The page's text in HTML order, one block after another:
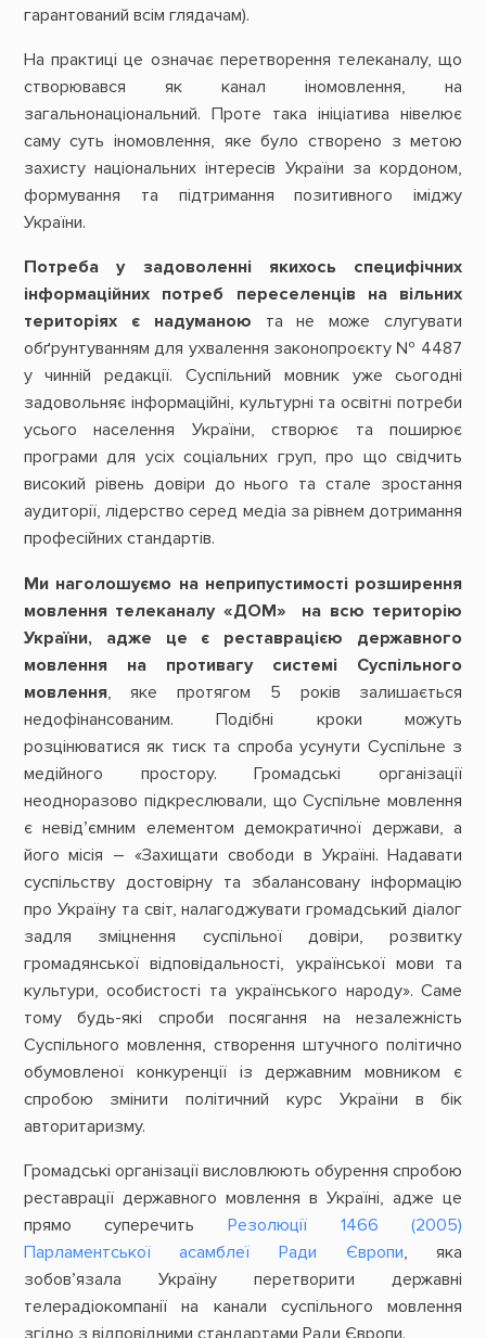
гарантований всім глядачам).
На практиці це означає перетворення телеканалу, що
створювався як канал іномовлення, на
загальнонаціональний. Проте така ініціатива нівелює
саму суть іномовлення, яке було створено з метою
захисту національних інтересів України за кордоном,
формування та підтримання позитивного іміджу
України.
Потреба у задоволенні якихось специфічних
інформаційних потреб переселенців на вільних
територіях є надуманою та не може слугувати
обґрунтуванням для ухвалення законопроєкту № 4487
у чинній редакції. Суспільний мовник уже сьогодні
задовольняє інформаційні, культурні та освітні потреби
усього населення України, створює та поширює
програми для усіх соціальних груп, про що свідчить
високий рівень довіри до нього та стале зростання
аудиторії, лідерство серед медіа за рівнем дотримання
професійних стандартів.
Ми наголошуємо на неприпустимості розширення
мовлення телеканалу «ДОМ» на всю територію
України, адже це є реставрацією державного
мовлення на противагу системі Суспільного
мовлення, яке протягом 5 років залишається
недофінансованим. Подібні кроки можуть
розцінюватися як тиск та спроба усунути Суспільне з
медійного простору. Громадські організації
неодноразово підкреслювали, що Суспільне мовлення
є невід’ємним елементом демократичної держави, а
його місія – «Захищати свободи в Україні. Надавати
суспільству достовірну та збалансовану інформацію
про Україну та світ, налагоджувати громадський діалог
задля зміцнення суспільної довіри, розвитку
громадянської відповідальності, української мови та
культури, особистості та українського народу». Саме
тому будь-які спроби посягання на незалежність
Суспільного мовлення, створення штучного політично
обумовленої конкуренції із державним мовником є
спробою змінити політичний курс України в бік
авторитаризму.
Громадські організації висловлюють обурення спробою
реставрації державного мовлення в Україні, адже це
прямо суперечить Резолюції 1466 (2005)
Парламентської асамблеї Ради Європи, яка
зобов’язала Україну перетворити державні
телерадіокомпанії на канали суспільного мовлення
згідно з відповідними стандартами Ради Європи.